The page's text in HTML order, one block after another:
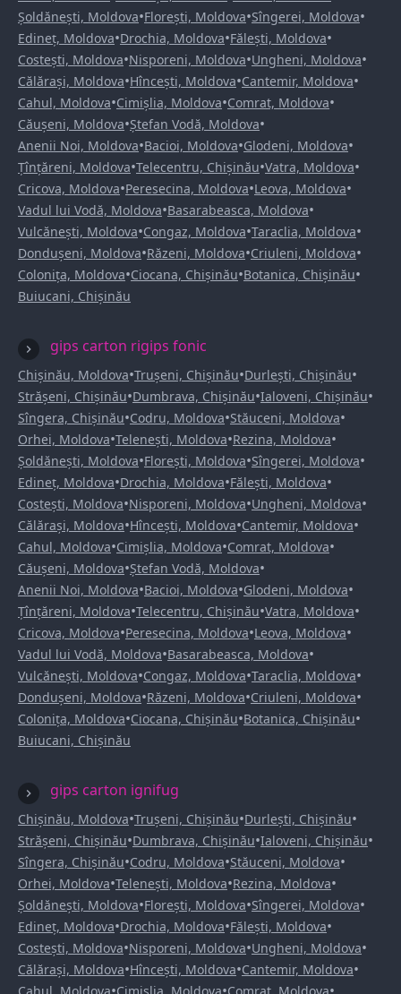
Șoldănești, Moldova•Florești, Moldova•Sîngerei, Moldova•
Edineț, Moldova•Drochia, Moldova•Fălești, Moldova•
Costești, Moldova•Nisporeni, Moldova•Ungheni, Moldova•
Călărași, Moldova•Hîncești, Moldova•Cantemir, Moldova•
Cahul, Moldova•Cimișlia, Moldova•Comrat, Moldova•
Căușeni, Moldova•Ștefan Vodă, Moldova•
Anenii Noi, Moldova•Bacioi, Moldova•Glodeni, Moldova•
Țînțăreni, Moldova•Telecentru, Chișinău•Vatra, Moldova•
Cricova, Moldova•Peresecina, Moldova•Leova, Moldova•
Vadul lui Vodă, Moldova•Basarabeasca, Moldova•
Vulcănești, Moldova•Congaz, Moldova•Taraclia, Moldova•
Dondușeni, Moldova•Răzeni, Moldova•Criuleni, Moldova•
Colonița, Moldova•Ciocana, Chișinău•Botanica, Chișinău•
Buiucani, Chișinău
gips carton rigips fonic
Chișinău, Moldova•Trușeni, Chișinău•Durlești, Chișinău•
Strășeni, Chișinău•Dumbrava, Chișinău•Ialoveni, Chișinău•
Sîngera, Chișinău•Codru, Moldova•Stăuceni, Moldova•
Orhei, Moldova•Telenești, Moldova•Rezina, Moldova•
Șoldănești, Moldova•Florești, Moldova•Sîngerei, Moldova•
Edineț, Moldova•Drochia, Moldova•Fălești, Moldova•
Costești, Moldova•Nisporeni, Moldova•Ungheni, Moldova•
Călărași, Moldova•Hîncești, Moldova•Cantemir, Moldova•
Cahul, Moldova•Cimișlia, Moldova•Comrat, Moldova•
Căușeni, Moldova•Ștefan Vodă, Moldova•
Anenii Noi, Moldova•Bacioi, Moldova•Glodeni, Moldova•
Țînțăreni, Moldova•Telecentru, Chișinău•Vatra, Moldova•
Cricova, Moldova•Peresecina, Moldova•Leova, Moldova•
Vadul lui Vodă, Moldova•Basarabeasca, Moldova•
Vulcănești, Moldova•Congaz, Moldova•Taraclia, Moldova•
Dondușeni, Moldova•Răzeni, Moldova•Criuleni, Moldova•
Colonița, Moldova•Ciocana, Chișinău•Botanica, Chișinău•
Buiucani, Chișinău
gips carton ignifug
Chișinău, Moldova•Trușeni, Chișinău•Durlești, Chișinău•
Strășeni, Chișinău•Dumbrava, Chișinău•Ialoveni, Chișinău•
Sîngera, Chișinău•Codru, Moldova•Stăuceni, Moldova•
Orhei, Moldova•Telenești, Moldova•Rezina, Moldova•
Șoldănești, Moldova•Florești, Moldova•Sîngerei, Moldova•
Edineț, Moldova•Drochia, Moldova•Fălești, Moldova•
Costești, Moldova•Nisporeni, Moldova•Ungheni, Moldova•
Călărași, Moldova•Hîncești, Moldova•Cantemir, Moldova•